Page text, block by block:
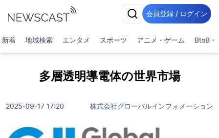
会員登録 / ログイン
新着 地域検索 エンタメ スポーツ アニメ・ゲーム BtoB・
多層透明導電体の世界市場
2025-09-17 17:20 株式会社グローバルインフォメーション